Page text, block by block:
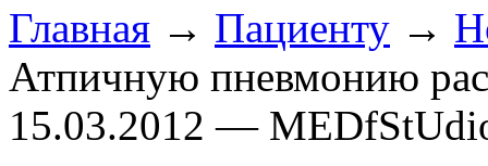
Главная → Пациенту →
Атпичную пневмонию
15.03.2012 —